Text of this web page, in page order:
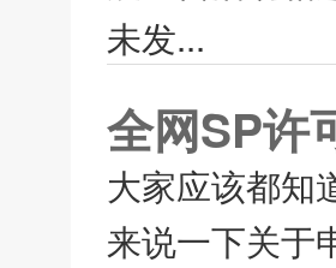
未发...
全网SP许
大家应该都知
来说一下关于